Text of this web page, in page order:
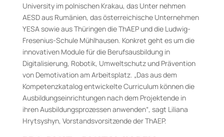
University im polnischen Krakau, das Unter nehmen
AESD aus Rumänien, das österreichische Unternehmen
YESA sowie aus Thüringen die ThAEP und die Ludwig-
Fresenius-Schule Mühlhausen. Konkret geht es um die
innovativen Module für die Berufsausbildung in
Digitalisierung, Robotik, Umweltschutz und Prävention
von Demotivation am Arbeitsplatz. „Das aus dem
Kompetenzkatalog entwickelte Curriculum können die
Ausbildungseinrichtungen nach dem Projektende in
ihren Ausbildungsprozessen anwenden“, sagt Liliana
Hrytsyshyn, Vorstandsvorsitzende der ThAEP.